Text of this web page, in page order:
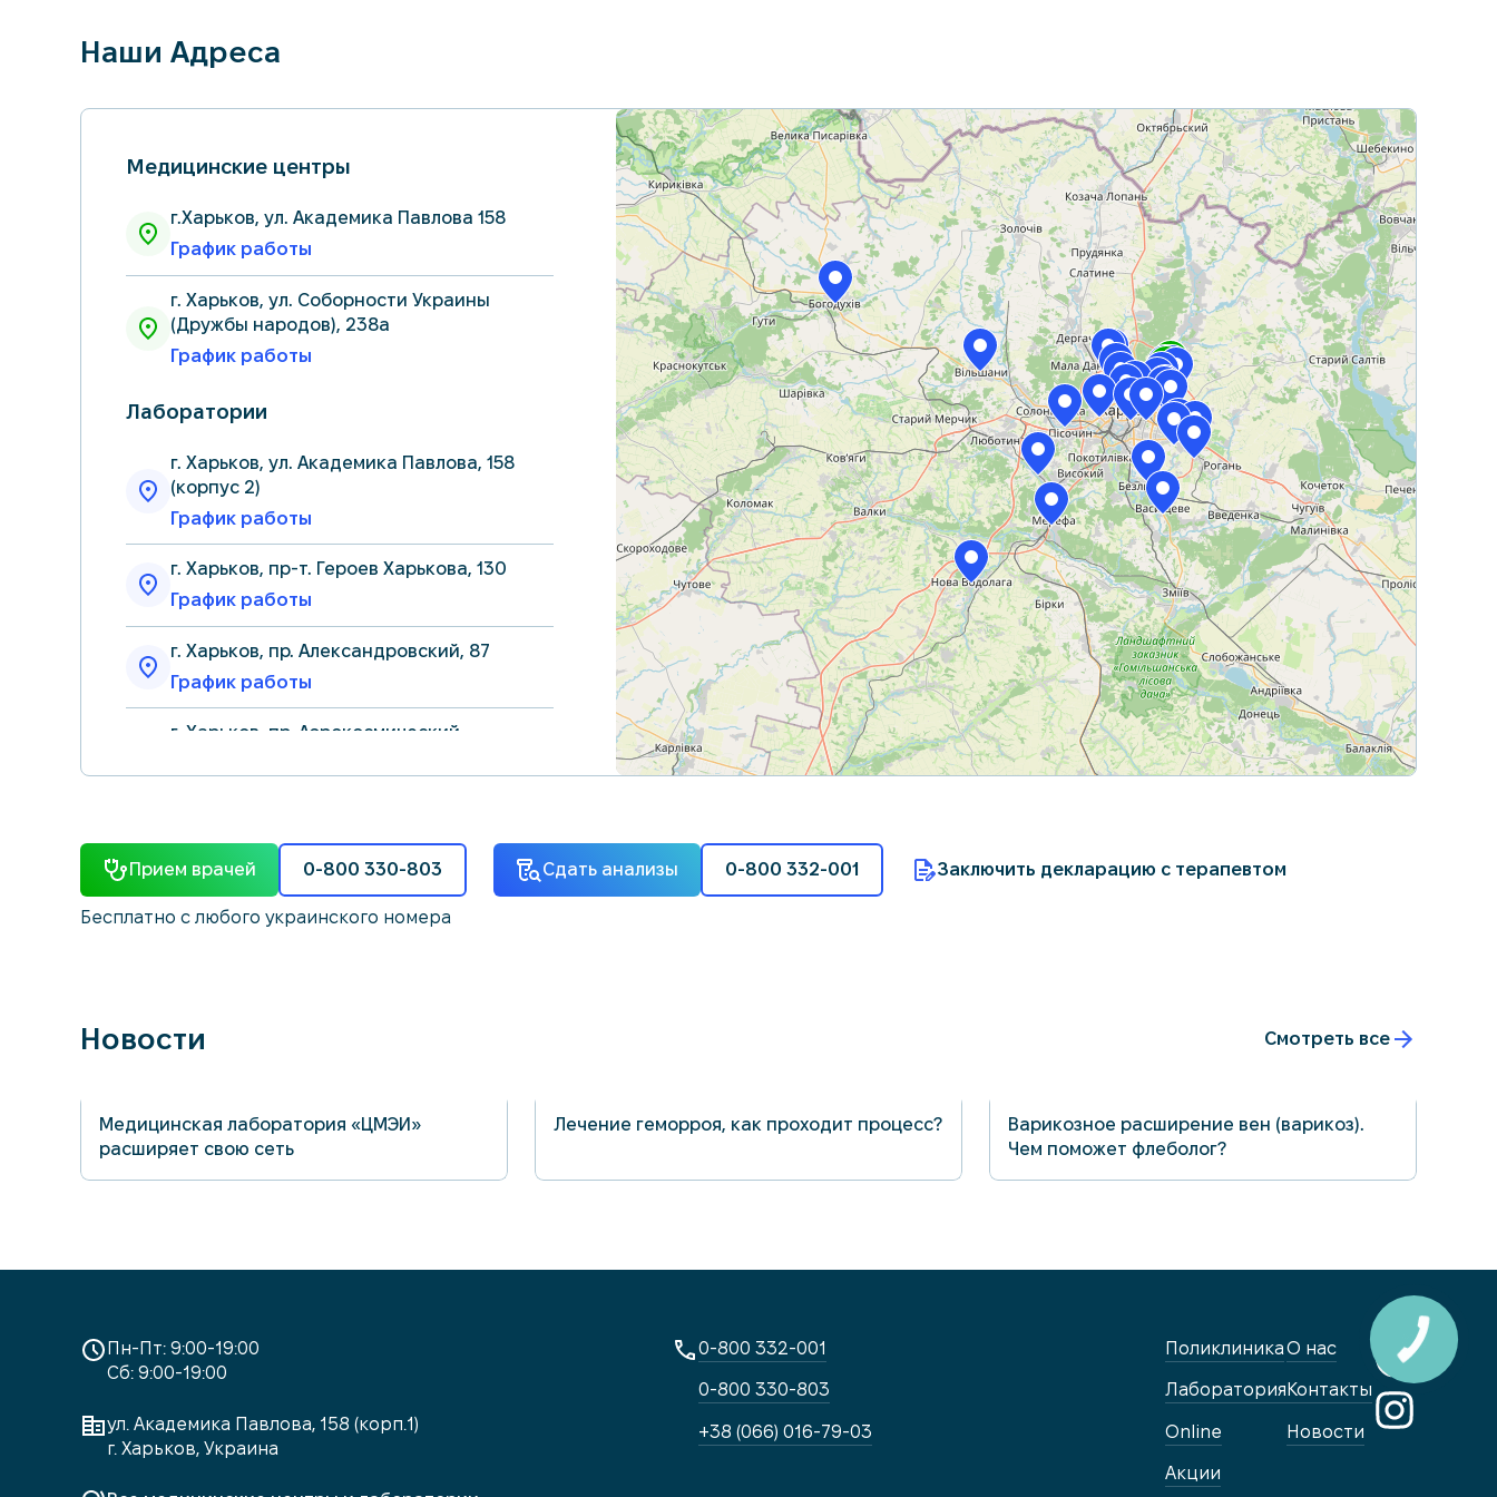
Наши Адреса
Медицинские центры
г.Харьков, ул. Академика Павлова 158
График работы
г. Харьков, ул. Соборности Украины
(Дружбы народов), 238а
График работы
Лаборатории
г. Харьков, ул. Академика Павлова, 158
(корпус 2)
График работы
г. Харьков, пр-т. Героев Харькова, 130
График работы
г. Харьков, пр. Александровский, 87
График работы
г. Харьков, пр. Аэрокосмический
г. Харьков, пр. Людвига Свободы, 35
График работы
г. Харьков, пр. Науки 18/9, каб.8
График работы
График работы
г. Харьков, ул. Академика Павлова, 120
г. Харьков, ул. Валентиновская, 18 (2-й
подъезд)
г. Харьков, ул. Гвардейцев-Широнинцев,
+
−
Leaflet |© OpenStreetMap contributors
Прием врачей 0-800 330-803 Сдать анализы 0-800 332-001
Бесплатно с любого украинского номера
Заключить декларацию с терапевтом
Новости Смотреть все
Медицинская лаборатория «ЦМЭИ»
расширяет свою сеть
Лечение геморроя, как проходит процесс?
Варикозное расширение вен (варикоз).
Чем поможет флеболог?
Пн-Пт: 9:00-19:00
Сб: 9:00-19:00
ул. Академика Павлова, 158 (корп.1)
г. Харьков, Украина
0-800 332-001
0-800 330-803
+38 (066) 016-79-03
Поликлиника
Лаборатория
Online
Акции
О нас
Контакты
Новости